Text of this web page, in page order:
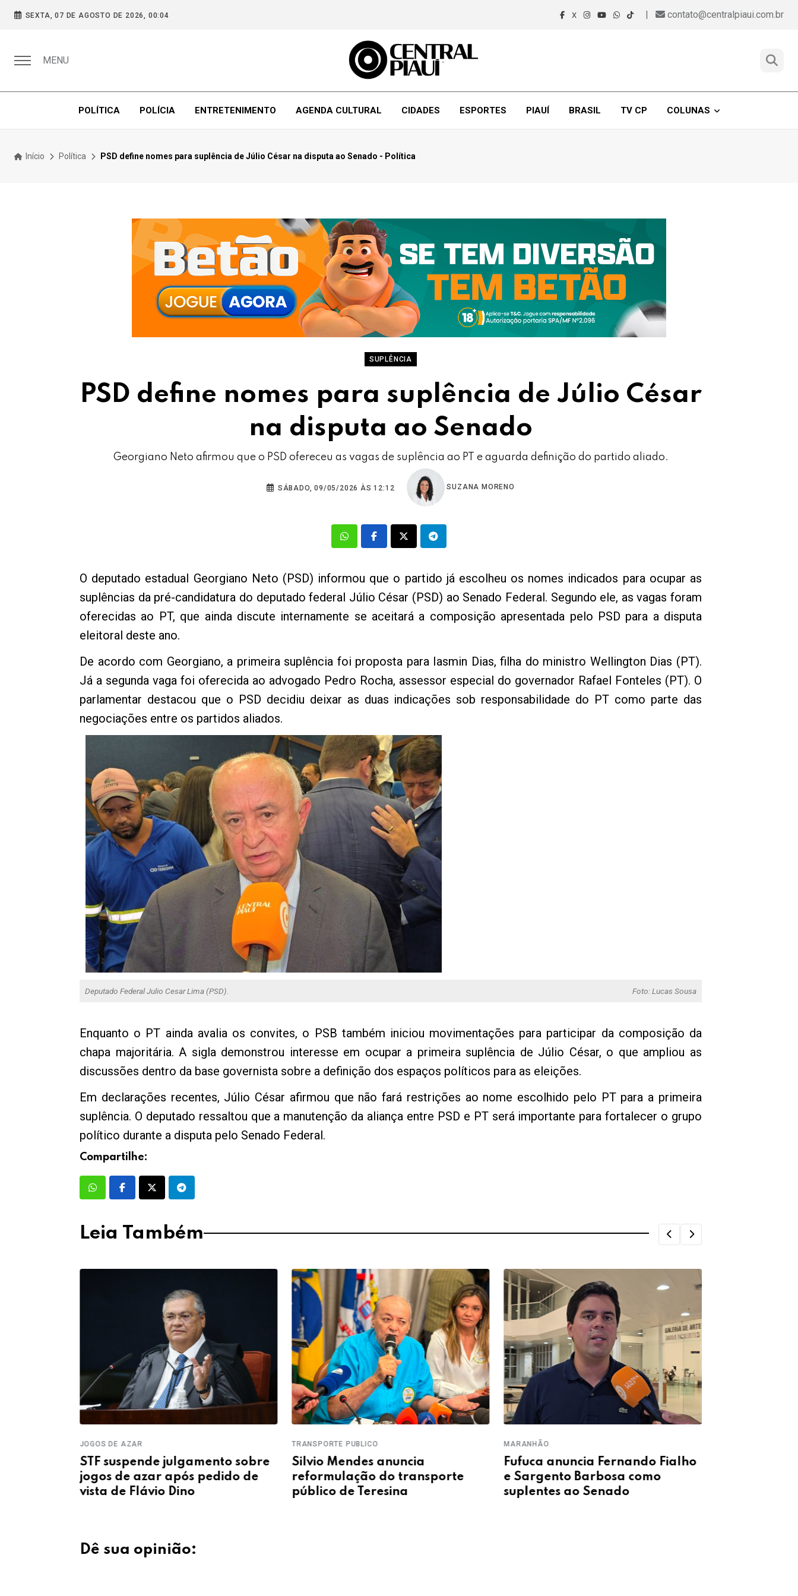
SEXTA, 07 DE AGOSTO DE 2026, 00:04 X | contato@centralpiaui.com.br
MENU
POLÍTICA POLÍCIA ENTRETENIMENTO AGENDA CULTURAL CIDADES ESPORTES PIAUÍ BRASIL TV CP COLUNAS
Início Política PSD define nomes para suplência de Júlio César na disputa ao Senado - Política
SUPLÊNCIA
PSD define nomes para suplência de Júlio César
na disputa ao Senado
Georgiano Neto afirmou que o PSD ofereceu as vagas de suplência ao PT e aguarda definição do partido aliado.
SÁBADO, 09/05/2026 ÀS 12:12 SUZANA MORENO
O deputado estadual Georgiano Neto (PSD) informou que o partido já escolheu os nomes indicados para ocupar as
suplências da pré-candidatura do deputado federal Júlio César (PSD) ao Senado Federal. Segundo ele, as vagas foram
oferecidas ao PT, que ainda discute internamente se aceitará a composição apresentada pelo PSD para a disputa
eleitoral deste ano.
De acordo com Georgiano, a primeira suplência foi proposta para Iasmin Dias, filha do ministro Wellington Dias (PT).
Já a segunda vaga foi oferecida ao advogado Pedro Rocha, assessor especial do governador Rafael Fonteles (PT). O
parlamentar destacou que o PSD decidiu deixar as duas indicações sob responsabilidade do PT como parte das
negociações entre os partidos aliados.
Deputado Federal Julio Cesar Lima (PSD). Foto: Lucas Sousa
Enquanto o PT ainda avalia os convites, o PSB também iniciou movimentações para participar da composição da
chapa majoritária. A sigla demonstrou interesse em ocupar a primeira suplência de Júlio César, o que ampliou as
discussões dentro da base governista sobre a definição dos espaços políticos para as eleições.
Em declarações recentes, Júlio César afirmou que não fará restrições ao nome escolhido pelo PT para a primeira
suplência. O deputado ressaltou que a manutenção da aliança entre PSD e PT será importante para fortalecer o grupo
político durante a disputa pelo Senado Federal.
Compartilhe:
Leia Também
JOGOS DE AZAR
STF suspende julgamento sobre
jogos de azar após pedido de
vista de Flávio Dino
TRANSPORTE PUBLICO
Silvio Mendes anuncia
reformulação do transporte
público de Teresina
MARANHÃO
Fufuca anuncia Fernando Fialho
e Sargento Barbosa como
suplentes ao Senado
Dê sua opinião: